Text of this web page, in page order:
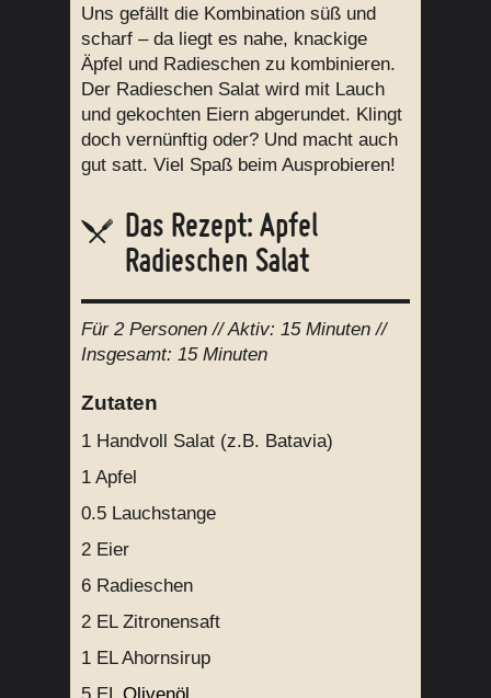
Uns gefällt die Kombination süß und
scharf – da liegt es nahe, knackige
Äpfel und Radieschen zu kombinieren.
Der Radieschen Salat wird mit Lauch
und gekochten Eiern abgerundet. Klingt
doch vernünftig oder? Und macht auch
gut satt. Viel Spaß beim Ausprobieren!
Das Rezept: Apfel
Radieschen Salat
Für 2 Personen // Aktiv: 15 Minuten //
Insgesamt: 15 Minuten
Zutaten
1 Handvoll Salat (z.B. Batavia)
1 Apfel
0.5 Lauchstange
2 Eier
6 Radieschen
2 EL Zitronensaft
1 EL Ahornsirup
5 EL Olivenöl